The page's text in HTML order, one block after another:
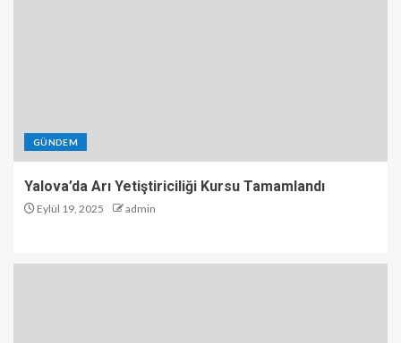
GÜNDEM
Yalova’da Arı Yetiştiriciliği Kursu Tamamlandı
Eylül 19, 2025 admin